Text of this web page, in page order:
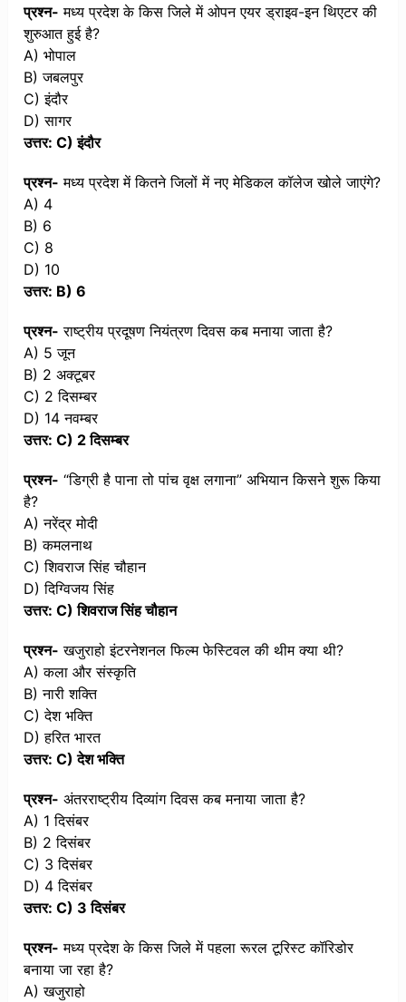
प्रश्न- मध्य प्रदेश के किस जिले में ओपन एयर ड्राइव-इन थिएटर की
शुरुआत हुई है?
A) भोपाल
B) जबलपुर
C) इंदौर
D) सागर
उत्तर: C) इंदौर
प्रश्न- मध्य प्रदेश में कितने जिलों में नए मेडिकल कॉलेज खोले जाएंगे?
A) 4
B) 6
C) 8
D) 10
उत्तर: B) 6
प्रश्न- राष्ट्रीय प्रदूषण नियंत्रण दिवस कब मनाया जाता है?
A) 5 जून
B) 2 अक्टूबर
C) 2 दिसम्बर
D) 14 नवम्बर
उत्तर: C) 2 दिसम्बर
प्रश्न- “डिग्री है पाना तो पांच वृक्ष लगाना” अभियान किसने शुरू किया
है?
A) नरेंद्र मोदी
B) कमलनाथ
C) शिवराज सिंह चौहान
D) दिग्विजय सिंह
उत्तर: C) शिवराज सिंह चौहान
प्रश्न- खजुराहो इंटरनेशनल फिल्म फेस्टिवल की थीम क्या थी?
A) कला और संस्कृति
B) नारी शक्ति
C) देश भक्ति
D) हरित भारत
उत्तर: C) देश भक्ति
प्रश्न- अंतरराष्ट्रीय दिव्यांग दिवस कब मनाया जाता है?
A) 1 दिसंबर
B) 2 दिसंबर
C) 3 दिसंबर
D) 4 दिसंबर
उत्तर: C) 3 दिसंबर
प्रश्न- मध्य प्रदेश के किस जिले में पहला रूरल टूरिस्ट कॉरिडोर
बनाया जा रहा है?
A) खजुराहो